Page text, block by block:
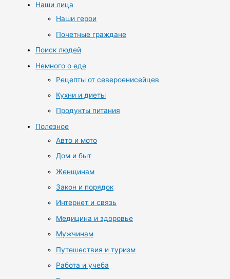
Наши лица
Наши герои
Почетные граждане
Поиск людей
Немного о еде
Рецепты от североенисейцев
Кухни и диеты
Продукты питания
Полезное
Авто и мото
Дом и быт
Женщинам
Закон и порядок
Интернет и связь
Медицина и здоровье
Мужчинам
Путешествия и туризм
Работа и учеба